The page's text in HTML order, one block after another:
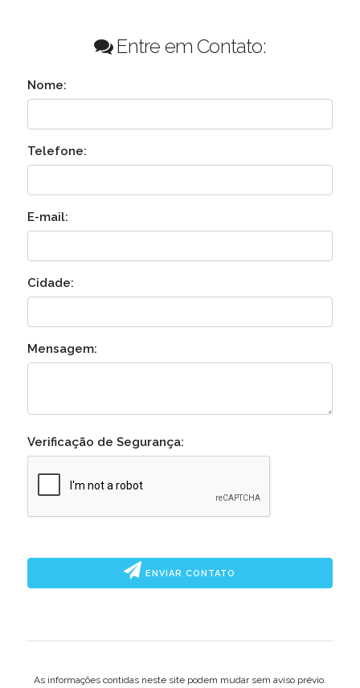
Entre em Contato:
Nome:
Telefone:
E-mail:
Cidade:
Mensagem:
Verificação de Segurança:
ENVIAR CONTATO
As informações contidas neste site podem mudar sem aviso prévio.